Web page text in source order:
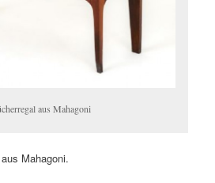
aus Mahagoni
Mahagoni.